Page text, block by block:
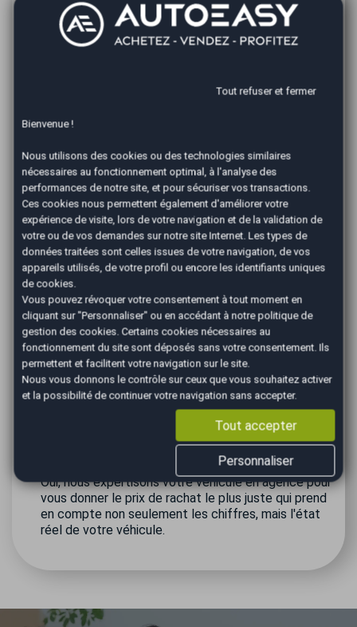
Située à une courte distance de Romans-sur-Isère,
notre agence constitue un point de référence pour les
projets de reprise automobile. L'accueil, la disponibilité
Découvrir l'
Questions fréquentes -
Reprise de voiture à
Romans-sur-Isère
Puis-je faire estimer mon véhicule
depuis Romans-sur-Isère ?
Vous pouvez commencer le processus d'estimation
via notre formulaire en ligne, mais un déplacement
dans notre agence de Valence est indispensable
pour expertiser votre véhicule.
Combien de temps dure le processus de reprise
?
Comptez environ 20 à 30 minutes pour l'expertise,
puis, en cas d'accord, nous reprenons votre véhicule
immédiatement. Vous recevrez le montant de
reprise sous 24h par virement directement sur votre
Le rendez-vous est-il obligatoire à l'agence ?
Oui, nous expertisons votre véhicule en agence pour
vous donner le prix de rachat le plus juste qui prend
en compte non seulement les chiffres, mais l'état
réel de votre véhicule.
Tout refuser et fermer
Bienvenue !
Nous utilisons des cookies ou des technologies similaires
nécessaires au fonctionnement optimal, à l'analyse des
performances de notre site, et pour sécuriser vos transactions.
Ces cookies nous permettent également d'améliorer votre
expérience de visite, lors de votre navigation et de la validation de
votre ou de vos demandes sur notre site Internet. Les types de
données traitées sont celles issues de votre navigation, de vos
appareils utilisés, de votre profil ou encore les identifiants uniques
de cookies.
Vous pouvez révoquer votre consentement à tout moment en
cliquant sur "Personnaliser" ou en accédant à notre politique de
gestion des cookies. Certains cookies nécessaires au
fonctionnement du site sont déposés sans votre consentement. Ils
permettent et facilitent votre navigation sur le site.
Nous vous donnons le contrôle sur ceux que vous souhaitez activer
et la possibilité de continuer votre navigation sans accepter.
Tout accepter
Personnaliser